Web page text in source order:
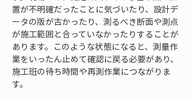
置が不明確だったことに気づいたり、設計デ
ータの版が古かったり、測るべき断面や測点
が施工範囲と合っていなかったりすることが
あります。このような状態になると、測量作
業をいったん止めて確認に戻る必要があり、
施工班の待ち時間や再測作業につながりま
す。